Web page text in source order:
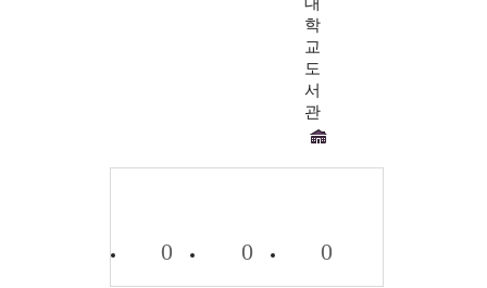
대
학
교
도
서
관
0 0 0